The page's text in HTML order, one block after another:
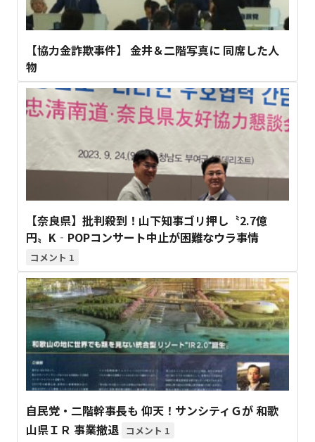
【協力金詐欺事件】 金井＆二階写真に 同席した人
物
【奈良県】批判殺到！山下知事ゴリ押し〝2.7億
円〟K‐POPコンサート中止が困難なウラ事情
1
自民党・二階幹事長も 仰天！サンシティＧが 和歌
山県ＩＲ 事業撤退
1